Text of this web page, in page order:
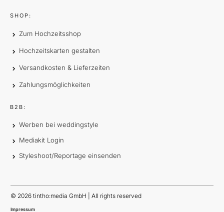
SHOP:
Zum Hochzeitsshop
Hochzeitskarten gestalten
Versandkosten & Lieferzeiten
Zahlungsmöglichkeiten
B2B:
Werben bei weddingstyle
Mediakit Login
Styleshoot/Reportage einsenden
© 2026 tintho:media GmbH | All rights reserved
Impressum